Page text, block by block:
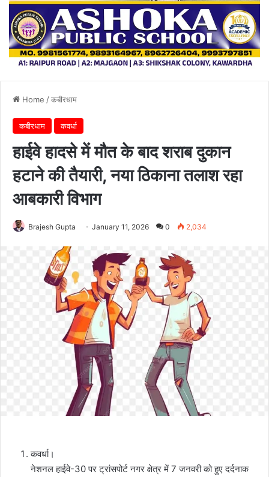
Home /कबीरधाम
कबीरधाम कवर्धा
हाईवे हादसे में मौत के बाद शराब दुकान
हटाने की तैयारी, नया ठिकाना तलाश रहा
आबकारी विभाग
Brajesh Gupta January 11, 2026 0 2,034
कवर्धा।
नेशनल हाईवे-30 पर ट्रांसपोर्ट नगर क्षेत्र में 7 जनवरी को हुए दर्दनाक